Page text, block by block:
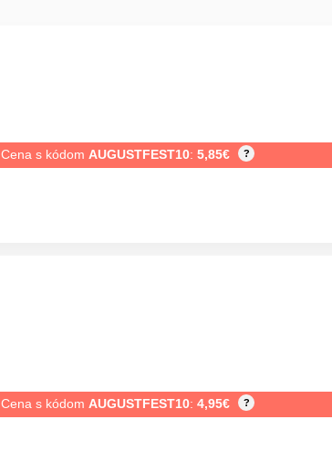
Cena s kódom AUGUSTFEST10: 5,85€ ?
Cena s kódom AUGUSTFEST10: 4,95€ ?